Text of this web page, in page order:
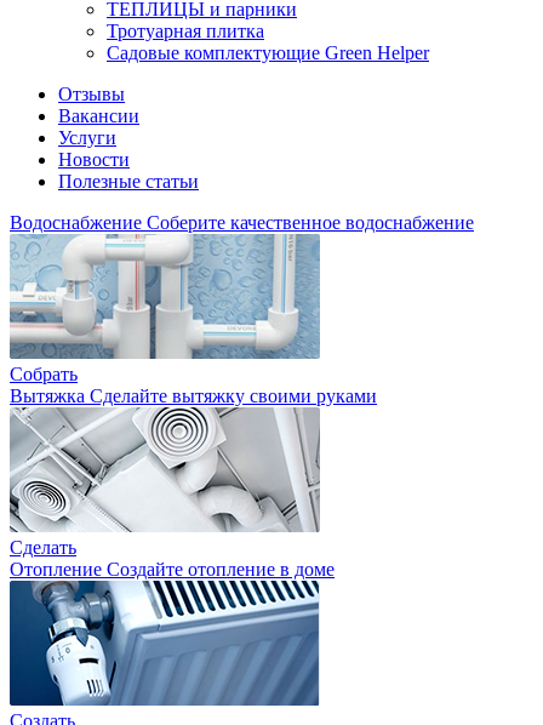
ТЕПЛИЦЫ и парники
Тротуарная плитка
Садовые комплектующие Green Helper
Отзывы
Вакансии
Услуги
Новости
Полезные статьи
Водоснабжение Соберите качественное водоснабжение
Собрать
Вытяжка Сделайте вытяжку своими руками
Сделать
Отопление Создайте отопление в доме
Создать